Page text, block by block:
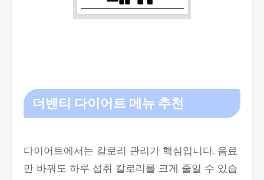
더벤티 다이어트 메뉴 추천
다이어트에서는 칼로리 관리가 핵심입니다. 음료
만 바꿔도 하루 섭취 칼로리를 크게 줄일 수 있습